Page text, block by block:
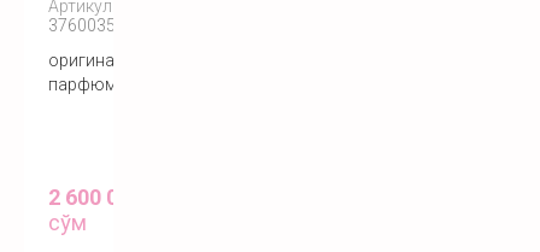
Артикул:
3760035450788
оригинальный
парфюм
2 600 000
сўм